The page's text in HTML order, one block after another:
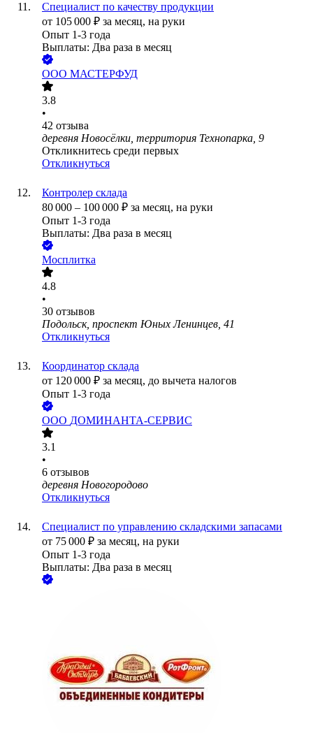
Специалист по качеству продукции
от 105 000 ₽ за месяц, на руки
Опыт 1-3 года
Выплаты: Два раза в месяц
ООО МАСТЕРФУД
3.8
•
42 отзыва
деревня Новосёлки, территория Технопарка, 9
Откликнитесь среди первых
Откликнуться
Контролер склада
80 000 – 100 000 ₽ за месяц, на руки
Опыт 1-3 года
Выплаты: Два раза в месяц
Мосплитка
4.8
•
30 отзывов
Подольск, проспект Юных Ленинцев, 41
Откликнуться
Координатор склада
от 120 000 ₽ за месяц, до вычета налогов
Опыт 1-3 года
ООО ДОМИНАНТА-СЕРВИС
3.1
•
6 отзывов
деревня Новогородово
Откликнуться
Специалист по управлению складскими запасами
от 75 000 ₽ за месяц, на руки
Опыт 1-3 года
Выплаты: Два раза в месяц